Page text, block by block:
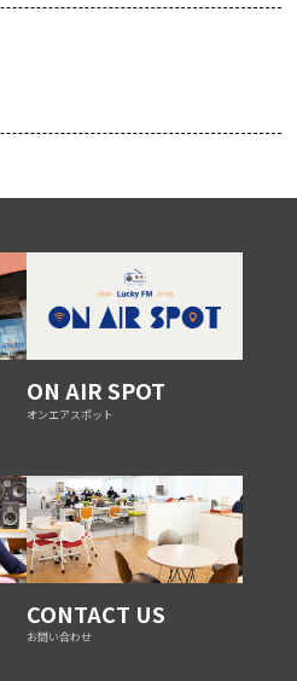
ON AIR SPOT
オンエアスポット
CONTACT US
お問い合わせ